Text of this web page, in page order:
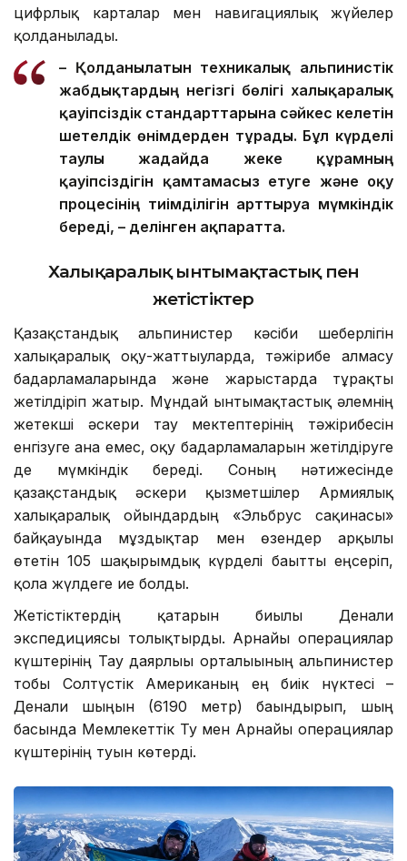
цифрлық карталар мен навигациялық жүйелер
қолданылады.
– Қолданылатын техникалық альпинистік
жабдықтардың негізгі бөлігі халықаралық
қауіпсіздік стандарттарына сәйкес келетін
шетелдік өнімдерден тұрады. Бұл күрделі
таулы жағдайда жеке құрамның
қауіпсіздігін қамтамасыз етуге және оқу
процесінің тиімділігін арттыруға мүмкіндік
береді, – делінген ақпаратта.
Халықаралық ынтымақтастық пен
жетістіктер
Қазақстандық альпинистер кәсіби шеберлігін
халықаралық оқу-жаттығуларда, тәжірибе алмасу
бағдарламаларында және жарыстарда тұрақты
жетілдіріп жатыр. Мұндай ынтымақтастық әлемнің
жетекші әскери тау мектептерінің тәжірибесін
енгізуге ғана емес, оқу бағдарламаларын жетілдіруге
де мүмкіндік береді. Соның нәтижесінде
қазақстандық әскери қызметшілер Армиялық
халықаралық ойындардың «Эльбрус сақинасы»
байқауында мұздықтар мен өзендер арқылы
өтетін 105 шақырымдық күрделі бағытты еңсеріп,
қола жүлдеге ие болды.
Жетістіктердің қатарын биылғы Денали
экспедициясы толықтырды. Арнайы операциялар
күштерінің Тау даярлығы орталығының альпинистер
тобы Солтүстік Американың ең биік нүктесі –
Денали шыңын (6190 метр) бағындырып, шың
басында Мемлекеттік Ту мен Арнайы операциялар
күштерінің туын көтерді.